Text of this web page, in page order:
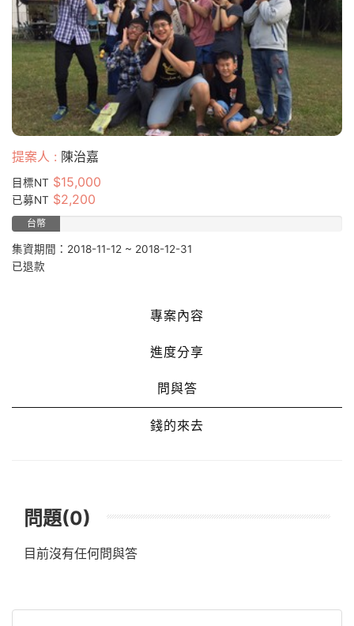
提案人 : 陳治嘉
目標NT $15,000
已募NT $2,200
台幣
集資期間：2018-11-12 ~ 2018-12-31
已退款
專案內容
進度分享
問與答
錢的來去
問題(0)
目前沒有任何問與答